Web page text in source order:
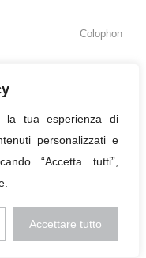
la tua esperienza di
personalizzati e
“Accetta tutti”,
Accettare tutto
Colophon